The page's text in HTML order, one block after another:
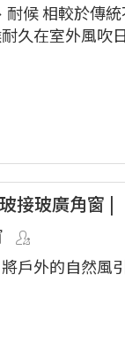
候 相較於傳
久在室外風吹
接玻廣角窗 |
戶外的自然風